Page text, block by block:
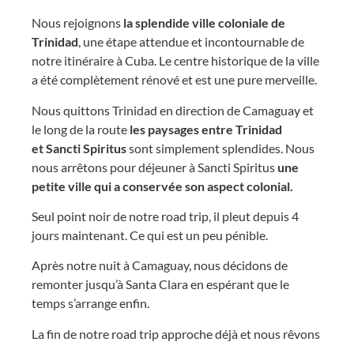
Nous rejoignons la splendide ville coloniale de
Trinidad, une étape attendue et incontournable de
notre itinéraire à Cuba. Le centre historique de la ville
a été complètement rénové et est une pure merveille.
Nous quittons Trinidad en direction de Camaguay et
le long de la route les paysages entre Trinidad
et Sancti Spiritussont simplement splendides. Nous
nous arrêtons pour déjeuner à Sancti Spiritus une
petite ville qui a conservée son aspect colonial.
Seul point noir de notre road trip, il pleut depuis 4
jours maintenant. Ce qui est un peu pénible.
Après notre nuit à Camaguay, nous décidons de
remonter jusqu’à Santa Clara en espérant que le
temps s’arrange enfin.
La fin de notre road trip approche déjà et nous rêvons